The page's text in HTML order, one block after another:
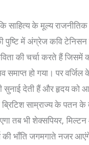
के मूल्य राजनीतिक
पुष्टि में अंग्रेज कवि टेनिसन
की चर्चा करते हैं जिसमें
समाप्त हो गया। पर वर्जिल
देती हैं और हृदय को
साम्राज्य के पतन
तब भी शेक्सपियर,
भाँति जगमगाते नजर